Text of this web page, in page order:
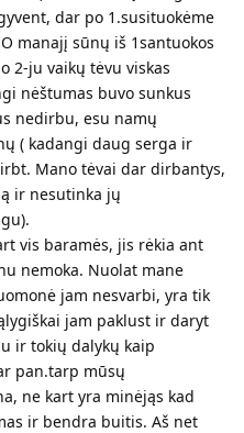
dar po 1.susituokėme
manajį sūnų iš 1santuokos
2-ju vaikų tėvu viskas
nėštumas buvo sunkus
nedirbu, esu namų
( kadangi daug serga ir
Mano tėvai dar dirbantys,
ir nesutinka jų
vis baramės, jis rėkia ant
nemoka. Nuolat mane
jam nesvarbi, yra tik
jam paklust ir daryt
ir tokių dalykų kaip
pan.tarp mūsų
ne kart yra minėjąs kad
ir bendra buitis. Aš net